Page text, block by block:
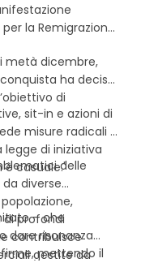
la Remigrazione,
metà dicembre,
ha deciso
di
sit-in e azioni di
misure radicali e
di iniziativa
è casuale."delle
diverse
di profondi
contribuisce
gestite da
supera i
– che
dare risonanza
mettendo il
È l’ora di